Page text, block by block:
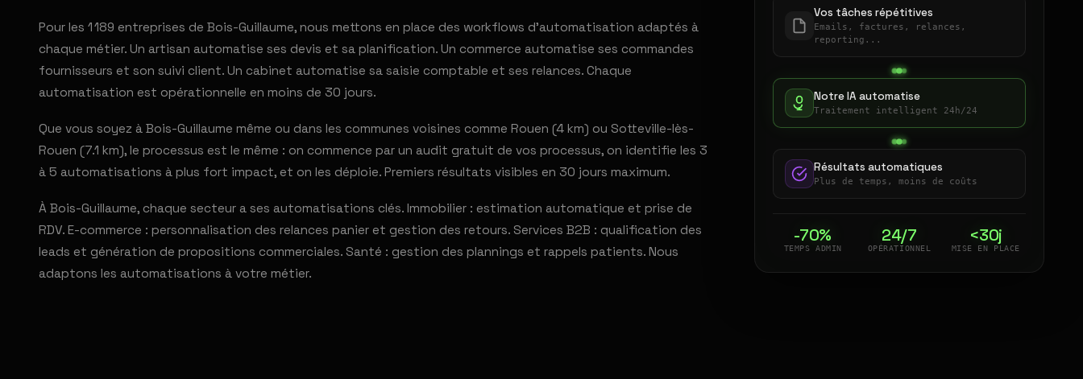
Pour les 1 189 entreprises de Bois-Guillaume, nous mettons en place des workflows d'automatisation adaptés à
chaque métier. Un artisan automatise ses devis et sa planification. Un commerce automatise ses commandes
fournisseurs et son suivi client. Un cabinet automatise sa saisie comptable et ses relances. Chaque
automatisation est opérationnelle en moins de 30 jours.
Que vous soyez à Bois-Guillaume même ou dans les communes voisines comme Rouen (4 km) ou Sotteville-lès-
Rouen (7.1 km), le processus est le même : on commence par un audit gratuit de vos processus, on identifie les 3
à 5 automatisations à plus fort impact, et on les déploie. Premiers résultats visibles en 30 jours maximum.
À Bois-Guillaume, chaque secteur a ses automatisations clés. Immobilier : estimation automatique et prise de
RDV. E-commerce : personnalisation des relances panier et gestion des retours. Services B2B : qualification des
leads et génération de propositions commerciales. Santé : gestion des plannings et rappels patients. Nous
adaptons les automatisations à votre métier.
Vos tâches répétitives
Emails, factures, relances,
reporting...
Notre IA automatise
Traitement intelligent 24h/24
Résultats automatiques
Plus de temps, moins de coûts
-70%
TEMPS ADMIN
24/7
OPÉRATIONNEL
<30j
MISE EN PLACE